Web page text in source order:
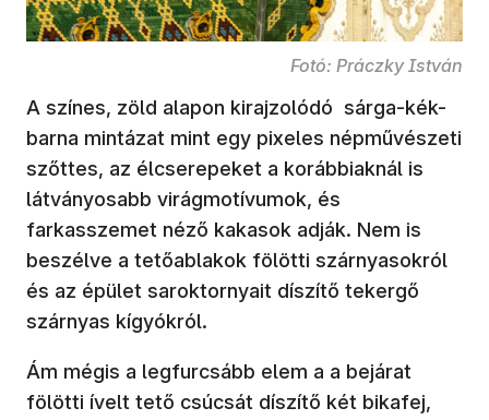
Fotó: Práczky István
A színes, zöld alapon kirajzolódó sárga-kék-
barna mintázat mint egy pixeles népművészeti
szőttes, az élcserepeket a korábbiaknál is
látványosabb virágmotívumok, és
farkasszemet néző kakasok adják. Nem is
beszélve a tetőablakok fölötti szárnyasokról
és az épület saroktornyait díszítő tekergő
szárnyas kígyókról.
Ám mégis a legfurcsább elem a a bejárat
fölötti ívelt tető csúcsát díszítő két bikafej,